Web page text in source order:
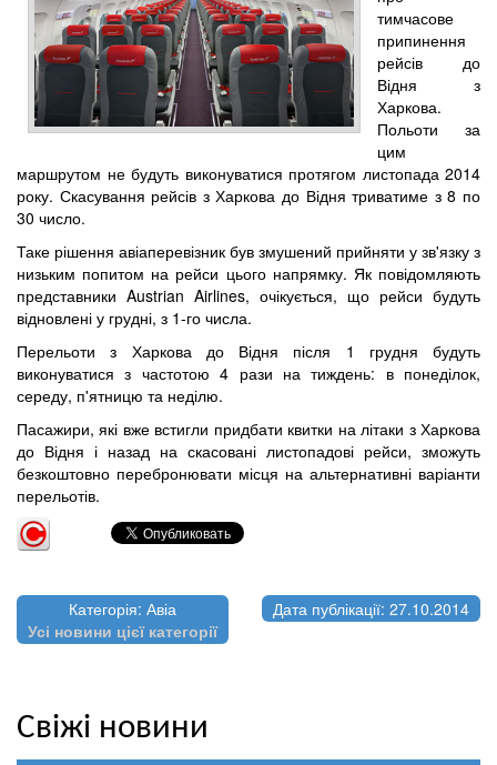
тимчасове
припинення
рейсів до
Відня з
Харкова.
Польоти за
цим
маршрутом не будуть виконуватися протягом листопада 2014
року. Скасування рейсів з Харкова до Відня триватиме з 8 по
30 число.
Таке рішення авіаперевізник був змушений прийняти у зв'язку з
низьким попитом на рейси цього напрямку. Як повідомляють
представники Austrian Airlines, очікується, що рейси будуть
відновлені у грудні, з 1-го числа.
Перельоти з Харкова до Відня після 1 грудня будуть
виконуватися з частотою 4 рази на тиждень: в понеділок,
середу, п'ятницю та неділю.
Пасажири, які вже встигли придбати квитки на літаки з Харкова
до Відня і назад на скасовані листопадові рейси, зможуть
безкоштовно перебронювати місця на альтернативні варіанти
перельотів.
Категорія: Авіа
Усі новини цієї категорії
Дата публікації: 27.10.2014
Свіжі новини